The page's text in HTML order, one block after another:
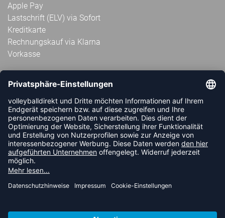
Apple Pay
Lastschrift (ELV) via Sofort
Kreditkarte
Rechnungskauf via Klarna
Vorkasse
ABONNIERE JETZT DEN KOSTENLOSEN
VOLLEYBALLDIREKT-NEWSLETTER UND VERPASSE KEINE
NEUIGKEIT ODER AKTION MEHR.
JETZT ANMELDEN